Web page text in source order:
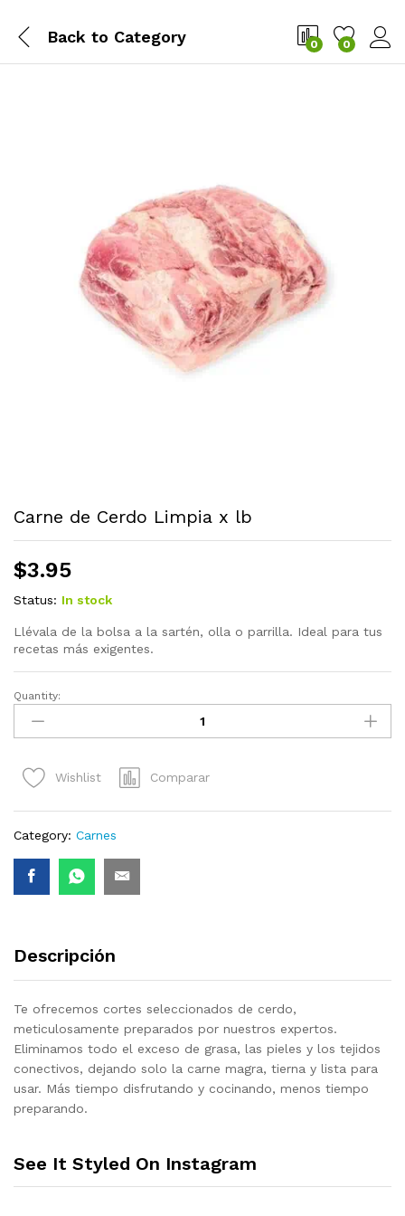
Back to Category 0 0
Carne de Cerdo Limpia x lb
$3.95
Status: In stock
Llévala de la bolsa a la sartén, olla o parrilla. Ideal para tus
recetas más exigentes.
Carne
Cerdo
Quantity:
Wishlist Comparar
Category: Carnes
Descripción
Te ofrecemos cortes seleccionados de cerdo,
meticulosamente preparados por nuestros expertos.
Eliminamos todo el exceso de grasa, las pieles y los tejidos
conectivos, dejando solo la carne magra, tierna y lista para
usar. Más tiempo disfrutando y cocinando, menos tiempo
preparando.
See It Styled On Instagram